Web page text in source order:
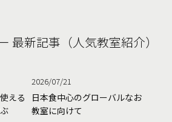
最新記事（人気教室紹介）
える
2026/07/21
日本食中心のグローバルなお
教室に向けて